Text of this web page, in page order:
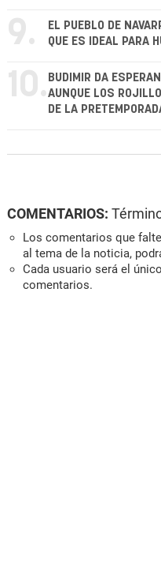
9.
EL PUEBLO DE
QUE ES IDEAL PARA
10. BUDIMIR DA
AUNQUE LOS
DE LA
COMENTARIOS:
Los comentarios que
al tema de la noticia,
Cada usuario será el
comentarios.